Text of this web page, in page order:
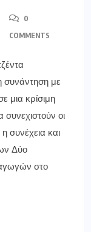
0
COMMENTS
συνάντηση με
μια κρίσιμη
οι
η συνέχεια και
Δύο
στο